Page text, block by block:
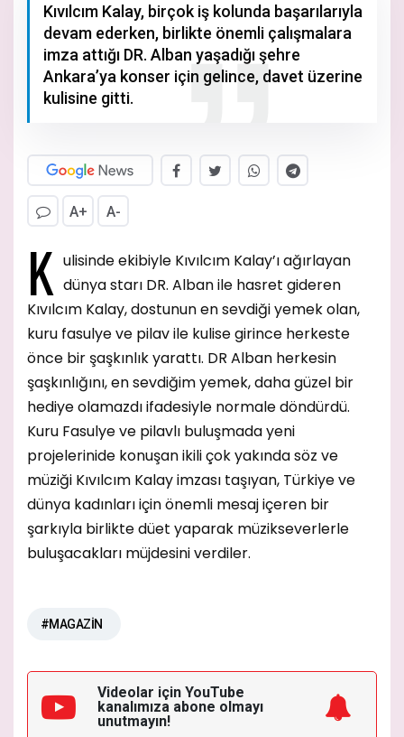
Kıvılcım Kalay, birçok iş kolunda başarılarıyla
devam ederken, birlikte önemli çalışmalara
imza attığı DR. Alban yaşadığı şehre
Ankara’ya konser için gelince, davet üzerine
kulisine gitti.
A+ A-
K ulisinde ekibiyle Kıvılcım Kalay’ı ağırlayan
dünya starı DR. Alban ile hasret gideren
Kıvılcım Kalay, dostunun en sevdiği yemek olan,
kuru fasulye ve pilav ile kulise girince herkeste
önce bir şaşkınlık yarattı. DR Alban herkesin
şaşkınlığını, en sevdiğim yemek, daha güzel bir
hediye olamazdı ifadesiyle normale döndürdü.
Kuru Fasulye ve pilavlı buluşmada yeni
projelerinide konuşan ikili çok yakında söz ve
müziği Kıvılcım Kalay imzası taşıyan, Türkiye ve
dünya kadınları için önemli mesaj içeren bir
şarkıyla birlikte düet yaparak müzikseverlerle
buluşacakları müjdesini verdiler.
#MAGAZİN
Videolar için YouTube
kanalımıza abone olmayı
unutmayın!